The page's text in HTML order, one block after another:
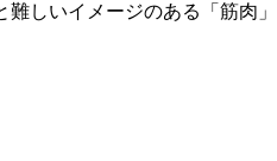
しいイメージのある「筋肉